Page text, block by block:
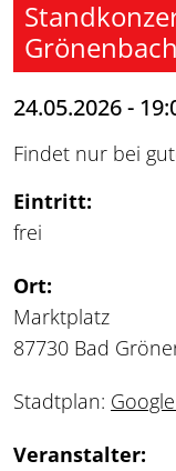
24.05.2026 -
Findet nur bei
Eintritt:
frei
Ort:
Marktplatz
87730 Bad
Stadtplan:
Veranstalter: